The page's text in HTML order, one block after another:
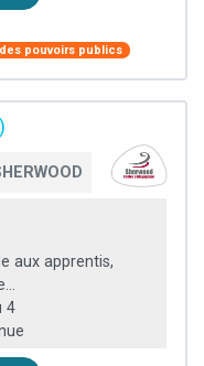
pouvoirs publics
aux apprentis,
4